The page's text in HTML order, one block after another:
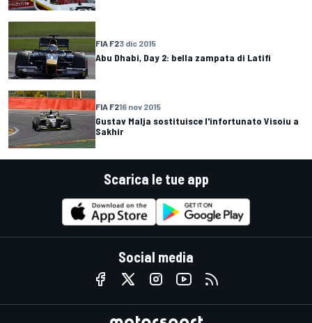
FIA F23 dic 2015
Abu Dhabi, Day 2: bella zampata di Latifi
FIA F216 nov 2015
Gustav Malja sostituisce l'infortunato Visoiu a
Sakhir
Scarica le tue app
Social media